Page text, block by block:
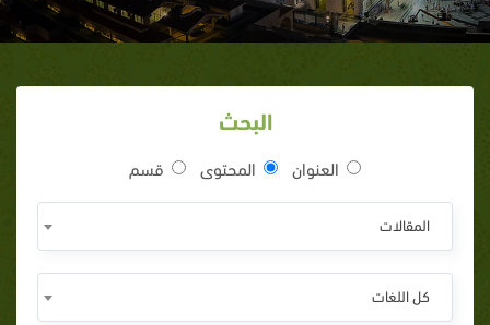
البحث
العنوان المحتوى قسم
المقالات
كل اللغات